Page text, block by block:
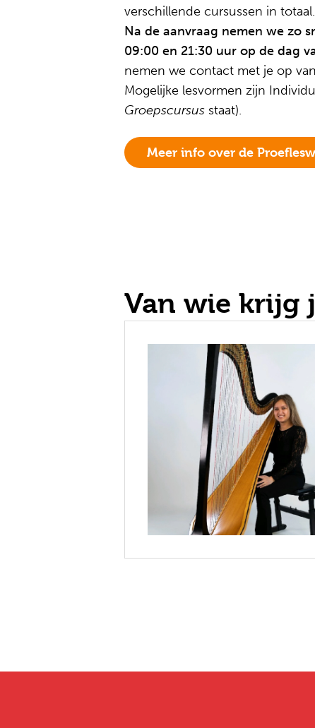
verschillende cursussen in totaal.
Na de aanvraag nemen we zo
09:00 en 21:30 uur op de dag
nemen we contact met je op
Mogelijke lesvormen zijn
Groepscursus staat).
Meer info over de
Van wie krijg